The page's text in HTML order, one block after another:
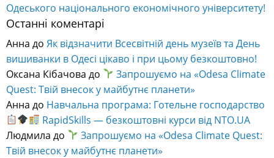
Одеського національного економічного університету!
Останні коментарі
Анна до Як відзначити Всесвітній день музеїв та День
вишиванки в Одесі цікаво і при цьому безкоштовно!
Оксана Кібачова до
Запрошуємо на «Odesa Climate
Quest: Твій внесок у майбутнє планети»
Анна до Навчальна програма: Готельне господарство
RapidSkills — безкоштовні курси від NTO.UA
Людмила до
Запрошуємо на «Odesa Climate Quest:
Твій внесок у майбутнє планети»